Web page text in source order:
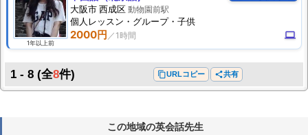
1年以上前
2000円 computer
大阪市 西成区 動物園前駅
個人 レッスン ・グループ・子供
1 - 8 (全8件) content_copyURLコピー share共有
この地域の英会話先生